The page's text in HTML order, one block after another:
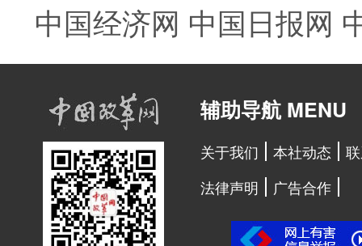
中国经济网 中国日报网
辅助导航 MENU
关于我们 本社动态
法律声明
广告合作